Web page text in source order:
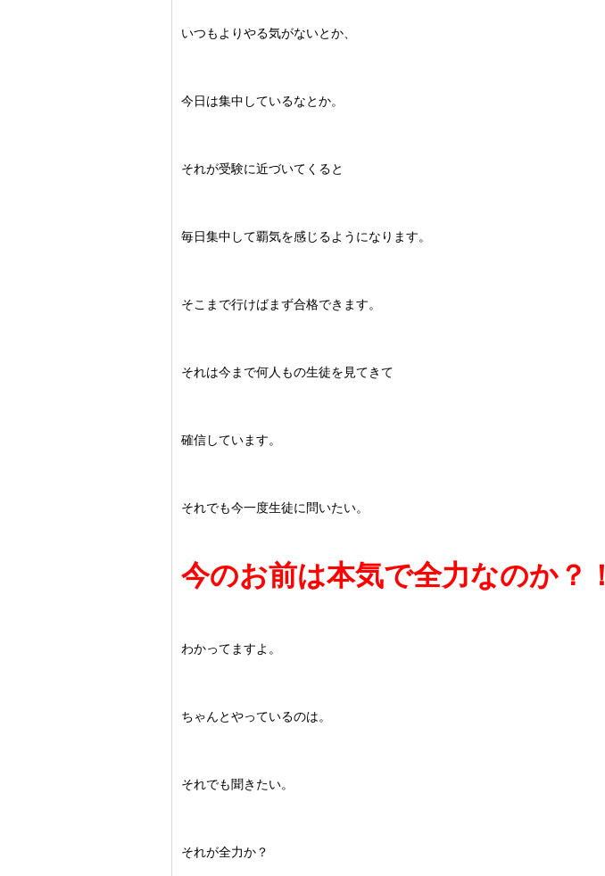
いつもよりやる気がないとか、
今日は集中しているなとか。
それが受験に近づいてくると
毎日集中して覇気を感じるようになります。
そこまで行けばまず合格できます。
それは今まで何人もの生徒を見てきて
確信しています。
それでも今一度生徒に問いたい。
今のお前は本気で全力なのか？！
わかってますよ。
ちゃんとやっているのは。
それでも聞きたい。
それが全力か？